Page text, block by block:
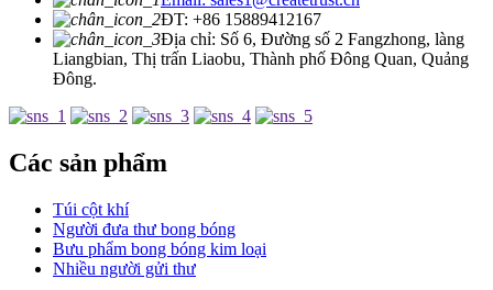
ĐT: +86 15889412167
Địa chỉ: Số 6, Đường số 2 Fangzhong, làng
Liangbian, Thị trấn Liaobu, Thành phố Đông Quan, Quảng
Đông.
Các sản phẩm
Túi cột khí
Người đưa thư bong bóng
Bưu phẩm bong bóng kim loại
Nhiều người gửi thư